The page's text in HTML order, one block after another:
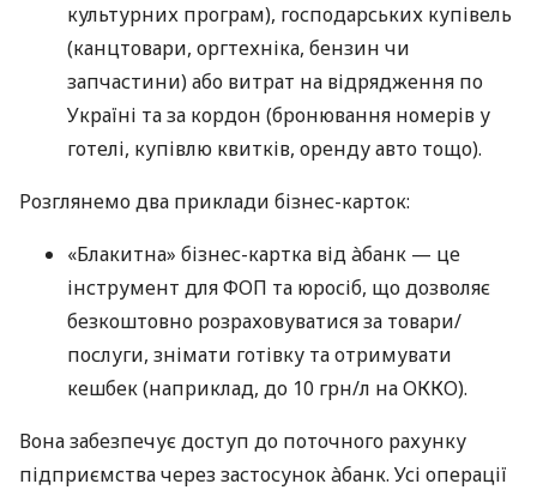
культурних програм), господарських купівель
(канцтовари, оргтехніка, бензин чи
запчастини) або витрат на відрядження по
Україні та за кордон (бронювання номерів у
готелі, купівлю квитків, оренду авто тощо).
Розглянемо два приклади бізнес-карток:
«Блакитна» бізнес-картка від àбанк — це
інструмент для ФОП та юросіб, що дозволяє
безкоштовно розраховуватися за товари/
послуги, знімати готівку та отримувати
кешбек (наприклад, до 10 грн/л на ОККО).
Вона забезпечує доступ до поточного рахунку
підприємства через застосунок àбанк. Усі операції